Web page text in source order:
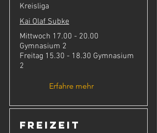
Kreisliga
Kai Olaf Subke
Mittwoch 17.00 - 20.00
Gymnasium 2
Freitag 15.30 - 18.30 Gymnasium
2
Erfahre mehr
Freizeit